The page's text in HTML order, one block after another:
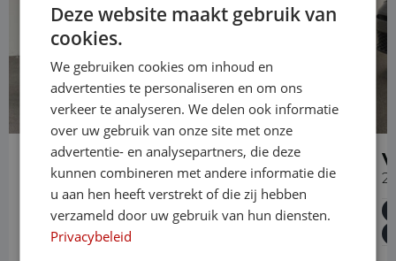
Volkswagen Caddy Cargo
2.0 TDI
Diesel Handgeschakeld 94.972 km
2022
Asten
L1H1
Deze website maakt gebruik van
cookies.
We gebruiken cookies om inhoud en
advertenties te personaliseren en om ons
verkeer te analyseren. We delen ook informatie
over uw gebruik van onze site met onze
advertentie- en analysepartners, die deze
kunnen combineren met andere informatie die
u aan hen heeft verstrekt of die zij hebben
verzameld door uw gebruik van hun diensten.
Privacybeleid